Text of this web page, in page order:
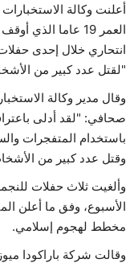
أعلنت وكالة
العمر 19 عاما
انتحاري خلال إحدى
"لقتل عدد كبير من
وقال مدير وكالة
صحافي: "لقد أدلى
باستخدام المتفجرات
وقتل عدد كبير من
وألغيت ثلاث حفلات
الأسبوع، وفق ما أعلن
مخطط لهجوم إسلامي.
وقالت شركة باراكودا